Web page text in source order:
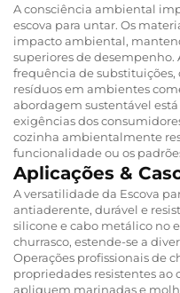
A consciência ambiental
escova para untar. Os
impacto ambiental,
superiores de desempenho.
frequência de
resíduos em ambientes
abordagem sustentável
exigências dos
cozinha ambientalmente
funcionalidade ou os
Aplicações &
A versatilidade da Escova
antiaderente, durável e
silicone e cabo metálico no
churrasco, estende-se a
Operações profissionais de
propriedades resistentes
apliquem marinadas e